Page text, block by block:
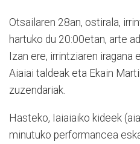
Otsailaren 28an, ostirala,
hartuko du 20:00etan, arte
Izan ere, irrintziaren
Aiaiai taldeak eta Ekain
zuzendariak.
Hasteko, Iaiaiaiko kideek
minutuko performancea